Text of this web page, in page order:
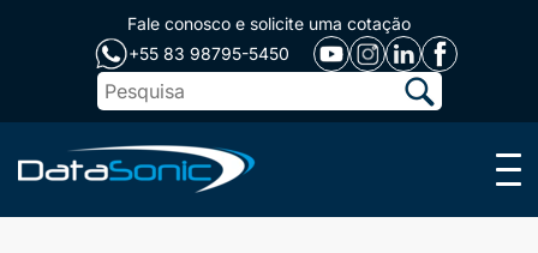
Fale conosco e solicite uma cotação
+55 83 98795-5450
Menu